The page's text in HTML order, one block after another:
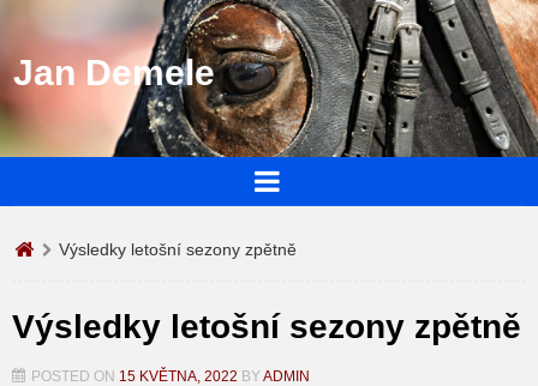
Jan Demele
Výsledky letošní sezony zpětně
Výsledky letošní sezony zpětně
POSTED ON 15 KVĚTNA, 2022 BYADMIN